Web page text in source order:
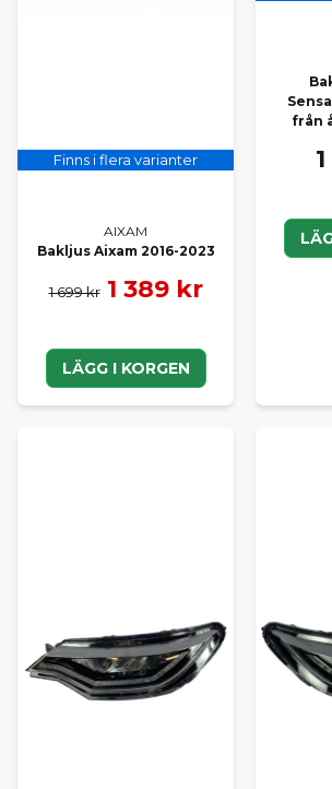
Finns i flera varianter
AIXAM
Bakljus Aixam 2016-2023
1 699 kr 1 389 kr
LÄGG I KORGEN
från